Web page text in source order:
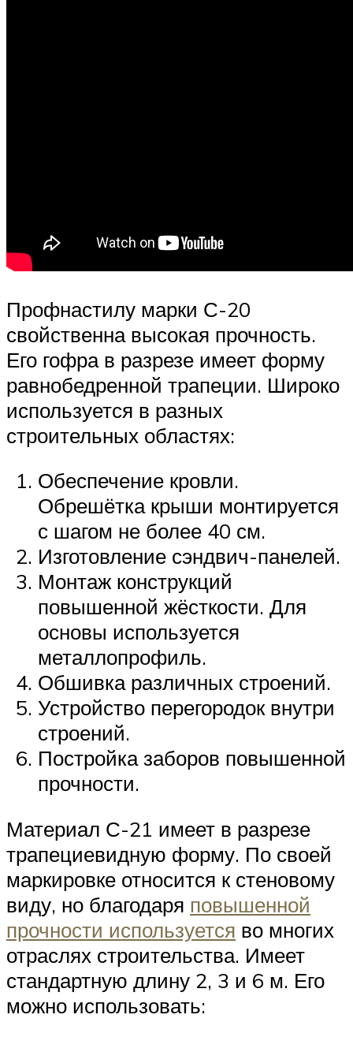
Профнастилу марки С-20
свойственна высокая прочность.
Его гофра в разрезе имеет форму
равнобедренной трапеции. Широко
используется в разных
строительных областях:
Обеспечение кровли.
Обрешётка крыши монтируется
с шагом не более 40 см.
Изготовление сэндвич-панелей.
Монтаж конструкций
повышенной жёсткости. Для
основы используется
металлопрофиль.
Обшивка различных строений.
Устройство перегородок внутри
строений.
Постройка заборов повышенной
прочности.
Материал С-21 имеет в разрезе
трапециевидную форму. По своей
маркировке относится к стеновому
виду, но благодаря повышенной
прочности используется во многих
отраслях строительства. Имеет
стандартную длину 2, 3 и 6 м. Его
можно использовать: